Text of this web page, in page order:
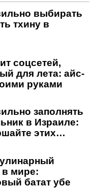
выбирать
тхину в
соцсетей,
для лета: айс-
руками
заполнять
в Израиле:
этих
в мире:
батат убе